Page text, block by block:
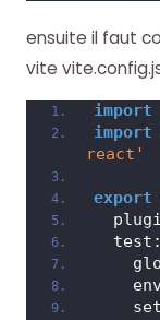
ensuite il faut
vite
import
import
react'
export